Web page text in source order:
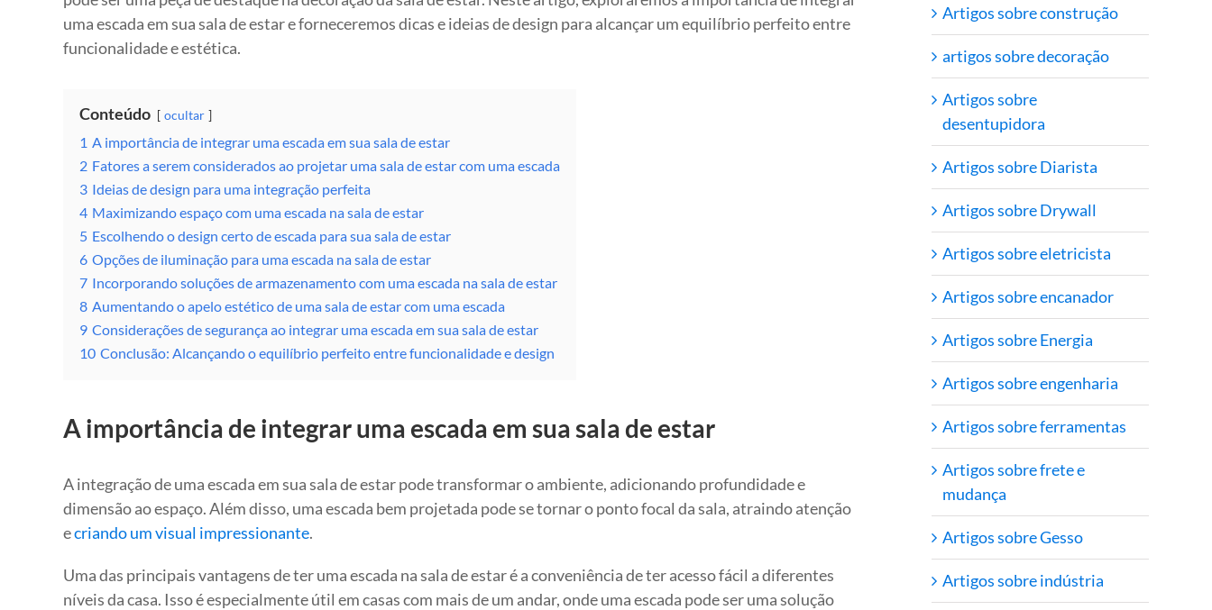
uma escada em sua sala de estar e forneceremos dicas e ideias de design para alcançar um equilíbrio perfeito entre
funcionalidade e estética.
Conteúdo ocultar
1 A importância de integrar uma escada em sua sala de estar
2 Fatores a serem considerados ao projetar uma sala de estar com uma escada
3 Ideias de design para uma integração perfeita
4 Maximizando espaço com uma escada na sala de estar
5 Escolhendo o design certo de escada para sua sala de estar
6 Opções de iluminação para uma escada na sala de estar
7 Incorporando soluções de armazenamento com uma escada na sala de estar
8 Aumentando o apelo estético de uma sala de estar com uma escada
9 Considerações de segurança ao integrar uma escada em sua sala de estar
10 Conclusão: Alcançando o equilíbrio perfeito entre funcionalidade e design
A importância de integrar uma escada em sua sala de estar
A integração de uma escada em sua sala de estar pode transformar o ambiente, adicionando profundidade e
dimensão ao espaço. Além disso, uma escada bem projetada pode se tornar o ponto focal da sala, atraindo atenção
ecriando um visual impressionante.
Uma das principais vantagens de ter uma escada na sala de estar é a conveniência de ter acesso fácil a diferentes
níveis da casa. Isso é especialmente útil em casas com mais de um andar, onde uma escada pode ser uma solução
Artigos sobre construção
artigos sobre decoração
Artigos sobre
desentupidora
Artigos sobre Diarista
Artigos sobre Drywall
Artigos sobre eletricista
Artigos sobre encanador
Artigos sobre Energia
Artigos sobre engenharia
Artigos sobre ferramentas
Artigos sobre frete e
mudança
Artigos sobre Gesso
Artigos sobre indústria